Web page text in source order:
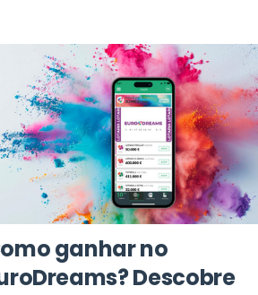
ganhar no
Descobre